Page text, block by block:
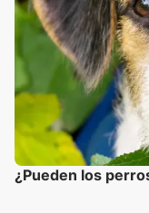
¿Pueden los